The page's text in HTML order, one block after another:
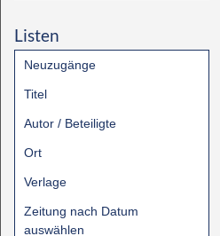
Listen
Neuzugänge
Titel
Autor / Beteiligte
Ort
Verlage
Zeitung nach Datum
auswählen